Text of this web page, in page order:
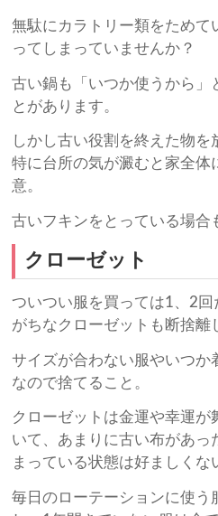
無駄にカラトリー類をためて
ってしまっていませんか？
古い鍋も「いつか使うから」
とがあります。
しかし古い役割を終えた物を
特に台所の気が澱むと家全体
意。
古いフキンをとっている場合
クローゼット
ついつい服を買っては1、2
がちなクローゼットも断捨離
サイズが合わない服やいつか
なので捨てること。
クローゼットは金運や幸運が
いて、あまりに古い布があっ
まっている状態は好ましくな
毎日のローテーションに使う